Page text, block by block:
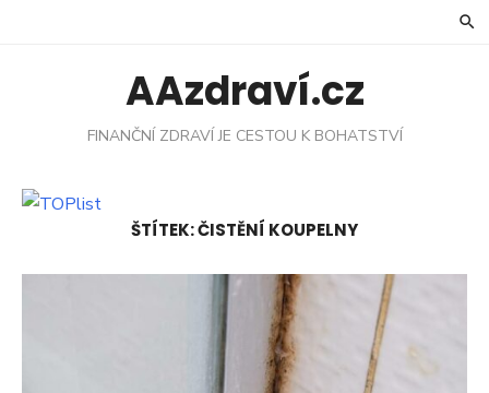
AAzdraví.cz
FINANČNÍ ZDRAVÍ JE CESTOU K BOHATSTVÍ
ŠTÍTEK:ČISTĚNÍ KOUPELNY